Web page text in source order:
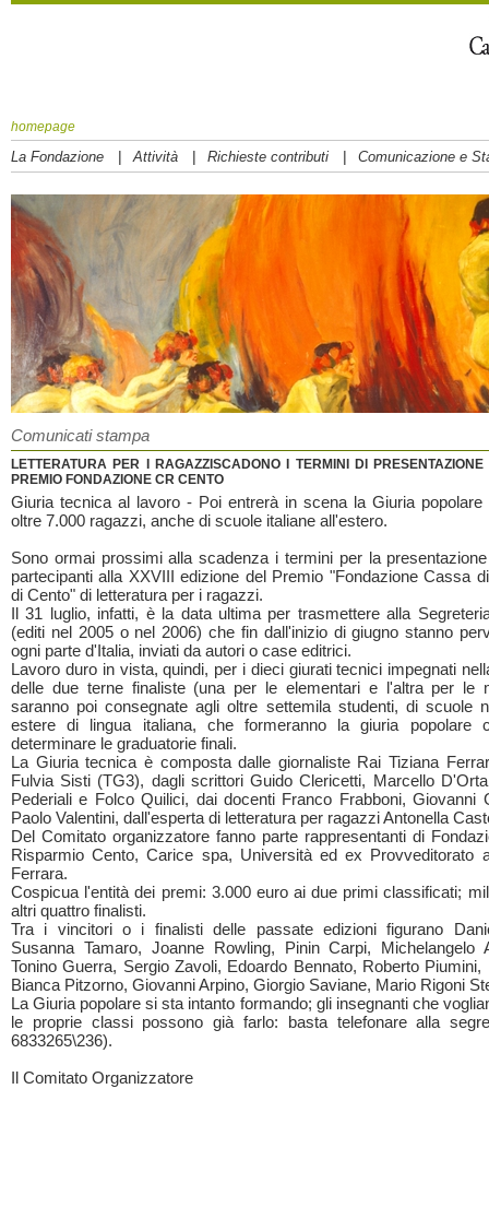
homepage
La Fondazione | Attività | Richieste contributi | Comunicazione e
Comunicati stampa
LETTERATURA PER I RAGAZZISCADONO I TERMINI DI
PREMIO FONDAZIONE CR CENTO
Giuria tecnica al lavoro - Poi entrerà in scena la Giuria popolare
oltre 7.000 ragazzi, anche di scuole italiane all'estero.
Sono ormai prossimi alla scadenza i termini per la
partecipanti alla XXVIII edizione del Premio "Fondazione Cassa
di Cento" di letteratura per i ragazzi.
Il 31 luglio, infatti, è la data ultima per trasmettere alla
(editi nel 2005 o nel 2006) che fin dall'inizio di giugno stanno
ogni parte d'Italia, inviati da autori o case editrici.
Lavoro duro in vista, quindi, per i dieci giurati tecnici impegnati
delle due terne finaliste (una per le elementari e l'altra per le
saranno poi consegnate agli oltre settemila studenti, di scuole
estere di lingua italiana, che formeranno la giuria popolare
determinare le graduatorie finali.
La Giuria tecnica è composta dalle giornaliste Rai Tiziana
Fulvia Sisti (TG3), dagli scrittori Guido Clericetti, Marcello
Pederiali e Folco Quilici, dai docenti Franco Frabboni, Giovanni
Paolo Valentini, dall'esperta di letteratura per ragazzi Antonella
Del Comitato organizzatore fanno parte rappresentanti di
Risparmio Cento, Carice spa, Università ed ex Provveditorato
Ferrara.
Cospicua l'entità dei premi: 3.000 euro ai due primi classificati;
altri quattro finalisti.
Tra i vincitori o i finalisti delle passate edizioni figurano
Susanna Tamaro, Joanne Rowling, Pinin Carpi, Michelangelo
Tonino Guerra, Sergio Zavoli, Edoardo Bennato, Roberto Piumini,
Bianca Pitzorno, Giovanni Arpino, Giorgio Saviane, Mario Rigoni
La Giuria popolare si sta intanto formando; gli insegnanti che
le proprie classi possono già farlo: basta telefonare alla
6833265\236).
Il Comitato Organizzatore